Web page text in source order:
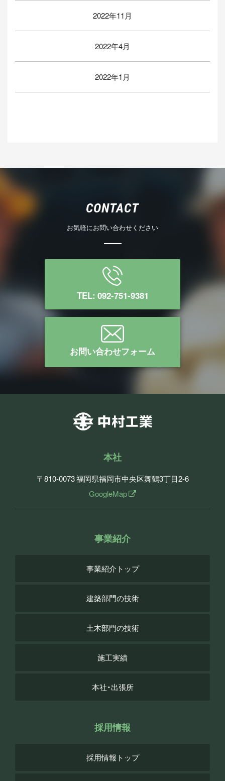
2022年11月
2022年4月
2022年1月
CONTACT
お気軽にお問い合わせください
TEL: 092-751-9381
お問い合わせフォーム
本社
〒810-0073福岡県福岡市中央区舞鶴3丁目2-6
GoogleMap
事業紹介
事業紹介トップ
建築部門の技術
土木部門の技術
施工実績
本社・出張所
採用情報
採用情報トップ